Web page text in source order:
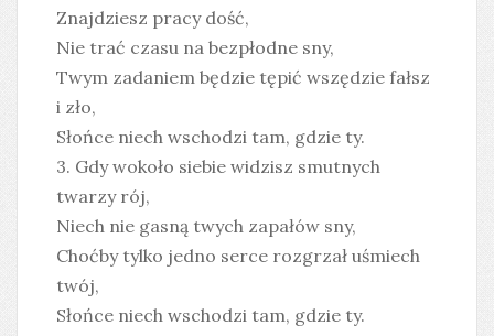
Znajdziesz pracy dość,
Nie trać czasu na bezpłodne sny,
Twym zadaniem będzie tępić wszędzie fałsz
i zło,
Słońce niech wschodzi tam, gdzie ty.
3. Gdy wokoło siebie widzisz smutnych
twarzy rój,
Niech nie gasną twych zapałów sny,
Choćby tylko jedno serce rozgrzał uśmiech
twój,
Słońce niech wschodzi tam, gdzie ty.